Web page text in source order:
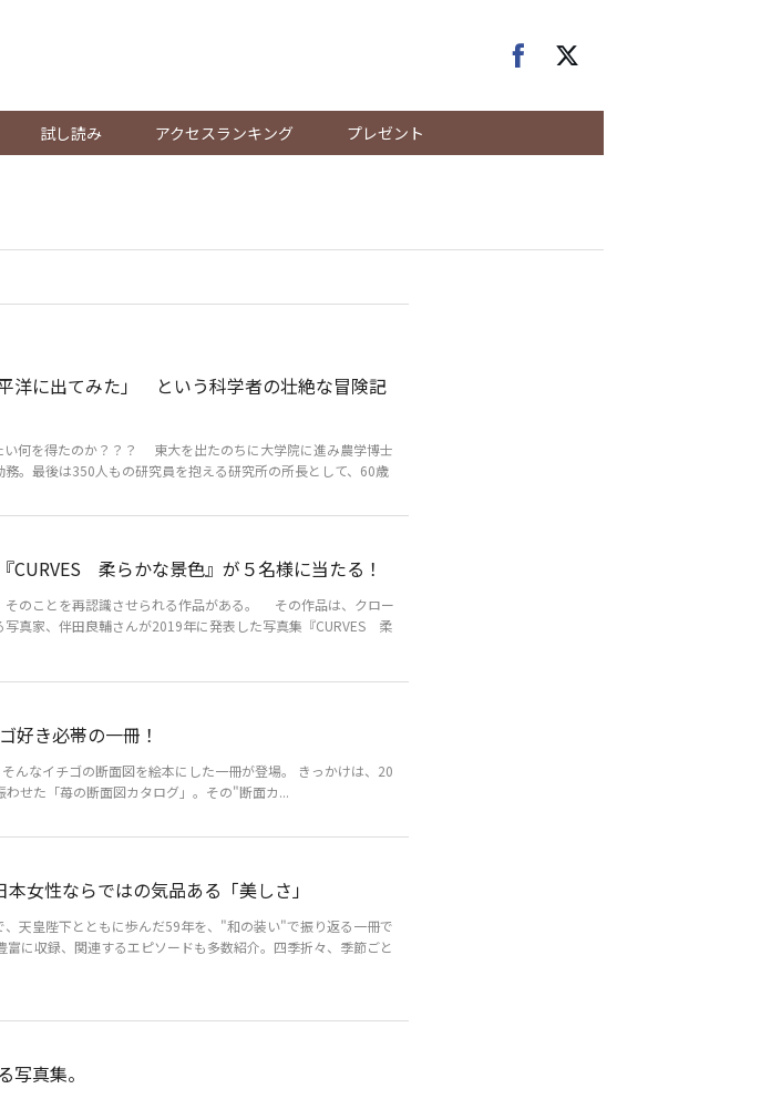
試し読み アクセスランキング プレゼント
洋に出てみた」 という科学者の壮絶な冒険記
何を得たのか？？？ 東大を出たのちに大学院に進み農学博士
。最後は350人もの研究員を抱える研究所の所長として、60歳
CURVES 柔らかな景色』が５名様に当たる！
のことを再認識させられる作品がある。 その作品は、クロー
写真家、伴田良輔さんが2019年に発表した写真集『CURVES 柔
き必帯の一冊！
んなイチゴの断面図を絵本にした一冊が登場。 きっかけは、20
せた「苺の断面図カタログ」。その"断面カ...
女性ならではの気品ある「美しさ」
天皇陛下とともに歩んだ59年を、"和の装い"で振り返る一冊で
に収録、関連するエピソードも多数紹介。四季折々、季節ごと
写真集。